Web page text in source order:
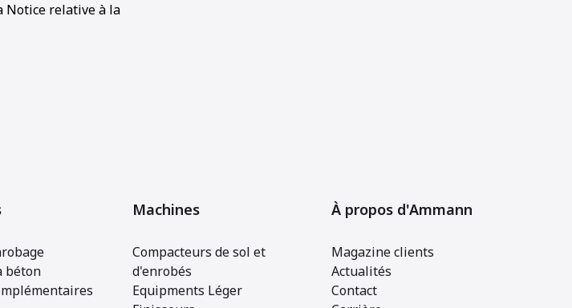
Notice relative à la
béton
Machines
Compacteurs de sol et
d'enrobés
Equipments Léger
À propos d'Ammann
Magazine clients
Actualités
Contact